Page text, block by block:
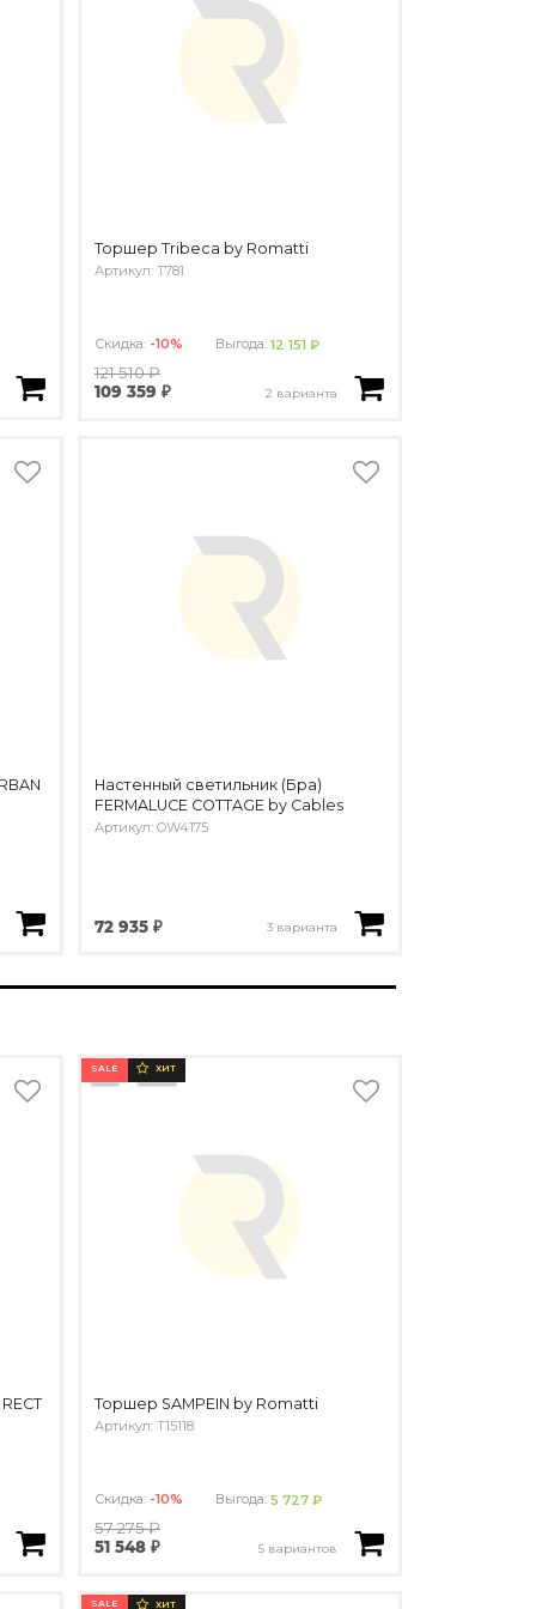
Торшер Tribeca by Romatti
Артикул: T781
Скидка: -10% Выгода:12 151 ₽
121 510 ₽
109 359 ₽
2 варианта
Настенный светильник (Бра)
FERMALUCE COTTAGE by Cables
Артикул: OW4175
72 935 ₽ 3 варианта
SALE ХИТ
Торшер SAMPEIN by Romatti
Артикул: T15118
Скидка: -10% Выгода:5 727 ₽
57 275 ₽
51 548 ₽
5 вариантов
SALE ХИТ